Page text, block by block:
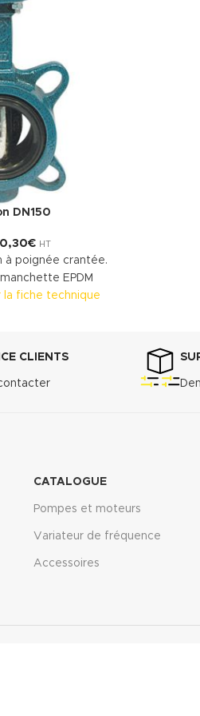
DN150
€ HT
à poignée crantée.
EPDM
fiche technique
CLIENTS
CATALOGUE
Pompes et moteurs
Variateur de fréquence
Accessoires